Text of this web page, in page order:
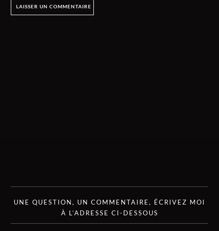
UNE QUESTION, UN COMMENTAIRE, ÉCRIVEZ MOI
À L’ADRESSE CI-DESSOUS